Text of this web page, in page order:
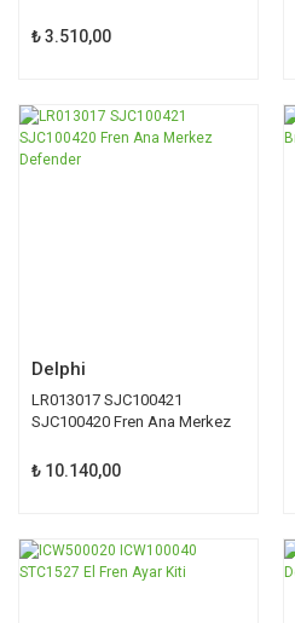
₺ 3.510,00
Delphi
LR013017 SJC100421
SJC100420 Fren Ana Merkez
₺ 10.140,00